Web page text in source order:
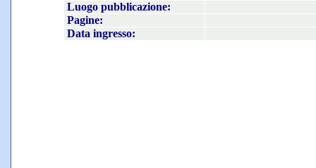
Luogo pubblicazione:
Pagine:
Data ingresso: